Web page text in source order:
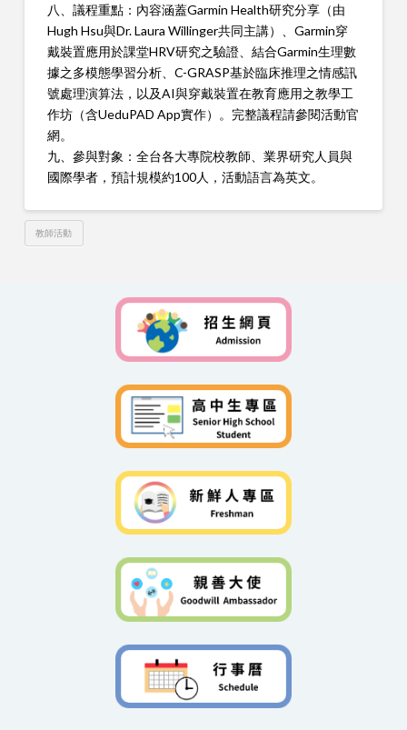
八、議程重點：內容涵蓋Garmin Health研究分享（由
Hugh Hsu與Dr. Laura Willinger共同主講）、Garmin穿
戴裝置應用於課堂HRV研究之驗證、結合Garmin生理數
據之多模態學習分析、C-GRASP基於臨床推理之情感訊
號處理演算法，以及AI與穿戴裝置在教育應用之教學工
作坊（含UeduPAD App實作）。完整議程請參閱活動官
網。
九、參與對象：全台各大專院校教師、業界研究人員與
國際學者，預計規模約100人，活動語言為英文。
教師活動